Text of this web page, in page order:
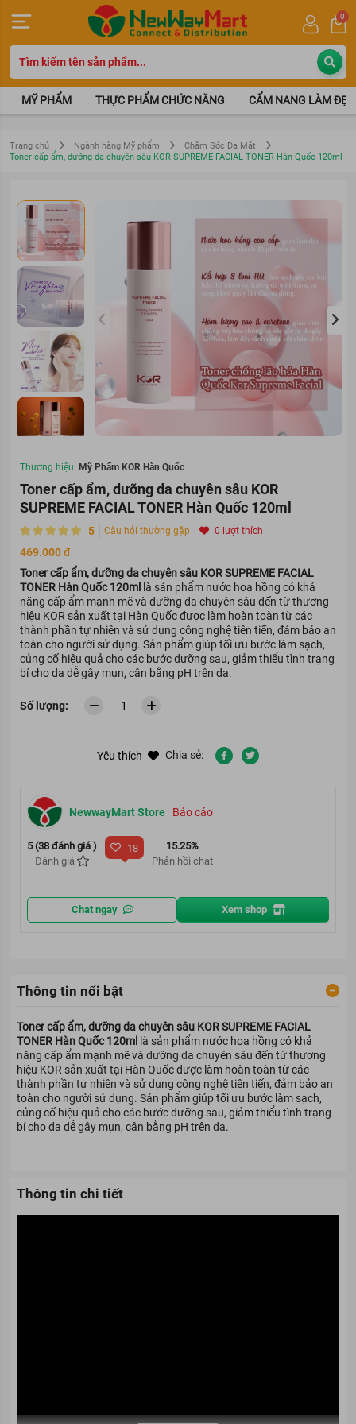
0
MỸ PHẨM THỰC PHẨM CHỨC NĂNG CẨM NANG LÀM ĐẸP
Trang chủ Ngành hàng Mỹ phẩm
Chăm Sóc Da Mặt
Toner cấp ẩm, dưỡng da chuyên sâu KOR SUPREME FACIAL TONER Hàn Quốc 120ml
Thương hiệu: Mỹ Phẩm KOR Hàn Quốc
Toner cấp ẩm, dưỡng da chuyên sâu KOR
SUPREME FACIAL TONER Hàn Quốc 120ml
5 Câu hỏi thường gặp 0 lượt thích
469.000 đ
Toner cấp ẩm, dưỡng da chuyên sâu KOR SUPREME FACIAL
TONER Hàn Quốc 120ml là sản phẩm nước hoa hồng có khả
năng cấp ẩm mạnh mẽ và dưỡng da chuyên sâu đến từ thương
hiệu KOR sản xuất tại Hàn Quốc được làm hoàn toàn từ các
thành phần tự nhiên và sử dụng công nghệ tiên tiến, đảm bảo an
toàn cho người sử dụng. Sản phẩm giúp tối ưu bước làm sạch,
củng cố hiệu quả cho các bước dưỡng sau, giảm thiểu tình trạng
bí cho da dễ gây mụn, cân bằng pH trên da.
Số lượng:
NewwayMart Store Báo cáo
5 (38 đánh giá )
Đánh giá
18
15.25%
Phản hồi chat
Chat ngay Xem shop
Yêu thích Chia sẻ:
Thông tin nổi bật
Toner cấp ẩm, dưỡng da chuyên sâu KOR SUPREME FACIAL
TONER Hàn Quốc 120ml là sản phẩm nước hoa hồng có khả
năng cấp ẩm mạnh mẽ và dưỡng da chuyên sâu đến từ thương
hiệu KOR sản xuất tại Hàn Quốc được làm hoàn toàn từ các
thành phần tự nhiên và sử dụng công nghệ tiên tiến, đảm bảo an
toàn cho người sử dụng. Sản phẩm giúp tối ưu bước làm sạch,
củng cố hiệu quả cho các bước dưỡng sau, giảm thiểu tình trạng
bí cho da dễ gây mụn, cân bằng pH trên da.
Thông tin chi tiết